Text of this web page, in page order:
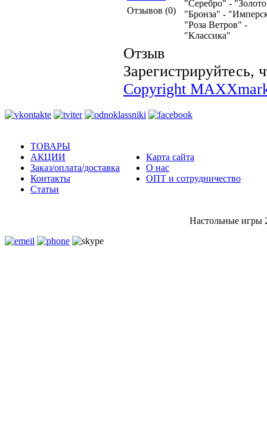
Отзывов (0)
"Серебро" -
"Бронза" -
"Роза Ветров" -
"Классика"
Отзыв
Зарегистрируйтесь,
Copyright
ТОВАРЫ
АКЦИИ
Заказ/оплата/доставка
Контакты
Статьи
Карта сайта
О нас
ОПТ и сотрудничество